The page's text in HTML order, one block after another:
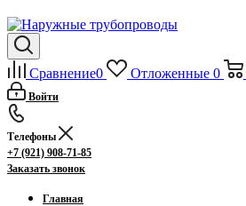
Сравнение0 Отложенные 0
Войти
Телефоны
+7 (921) 908-71-85
Заказать звонок
Главная